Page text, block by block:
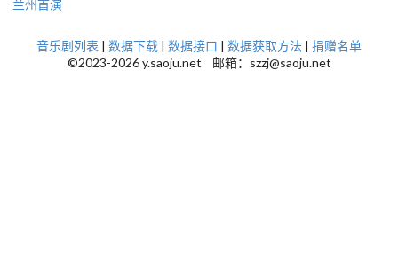
兰州首演
音乐剧列表 | 数据下载 | 数据接口 | 数据获取方法 | 捐赠名单
©2023-2026 y.saoju.net 邮箱：szzj@saoju.net